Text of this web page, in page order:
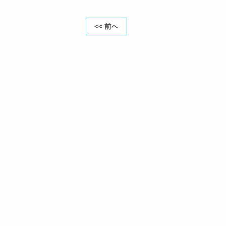
<< 前へ